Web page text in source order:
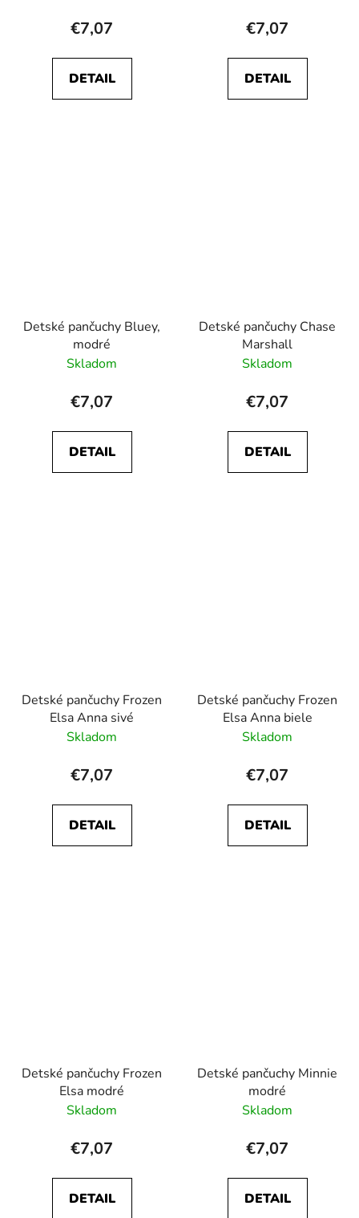
€7,07
DETAIL
€7,07
DETAIL
Detské pančuchy Bluey,
modré
Skladom
€7,07
DETAIL
Detské pančuchy Chase
Marshall
Skladom
€7,07
DETAIL
Detské pančuchy Frozen
Elsa Anna sivé
Skladom
€7,07
DETAIL
Detské pančuchy Frozen
Elsa Anna biele
Skladom
€7,07
DETAIL
Detské pančuchy Frozen
Elsa modré
Skladom
€7,07
DETAIL
Detské pančuchy Minnie
modré
Skladom
€7,07
DETAIL